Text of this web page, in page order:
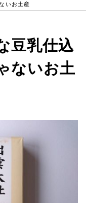
いお土産
豆乳仕込
ないお土